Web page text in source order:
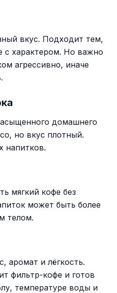
вкус. Подходит тем,
с характером. Но важно
агрессивно, иначе
домашнего
но вкус плотный.
напитков.
мягкий кофе без
может быть более
телом.
аромат и лёгкость.
фильтр-кофе и готов
температуре воды и